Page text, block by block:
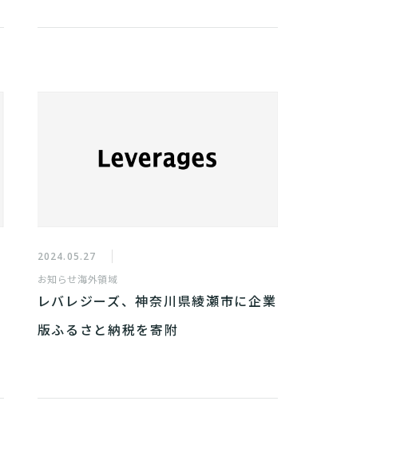
2024.05.27
お知らせ海外領域
レバレジーズ、神奈川県綾瀬市に企業
版ふるさと納税を寄附